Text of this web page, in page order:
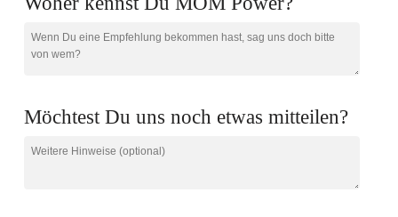
Möchtest Du uns noch etwas mitteilen?